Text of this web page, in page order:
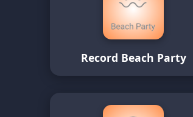
Record Beach Party